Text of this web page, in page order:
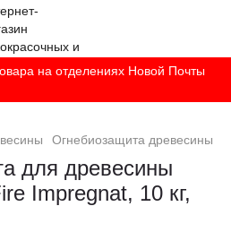
на отделениях Новой Почты
Огнебиозащита древесины
для древесины
Impregnat, 10 кг,